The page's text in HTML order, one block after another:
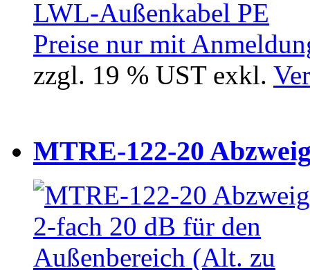
Preise nur mit
zzgl. 19 % UST exkl.
MTRE-122-20